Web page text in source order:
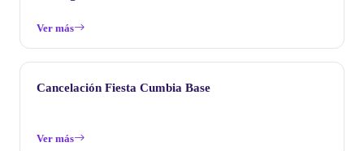
Ver más
Cancelación Fiesta Cumbia Base
Ver más